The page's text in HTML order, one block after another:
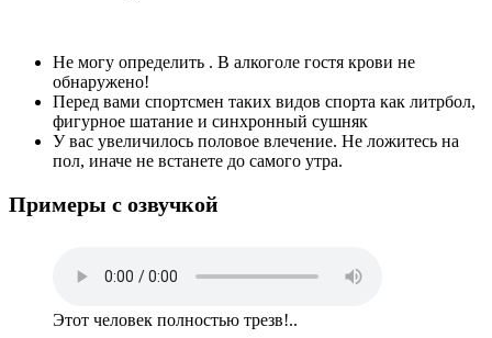
Не могу определить . В алкоголе гостя крови не
обнаружено!
Перед вами спортсмен таких видов спорта как литрбол,
фигурное шатание и синхронный сушняк
У вас увеличилось половое влечение. Не ложитесь на
пол, иначе не встанете до самого утра.
Примеры с озвучкой
Этот человек полностью трезв!..